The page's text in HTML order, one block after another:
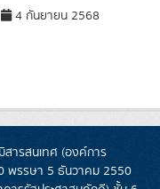
4 กันยายน 2568
ารสนเทศ (องค์การ
พรรษา 5 ธันวาคม 2550